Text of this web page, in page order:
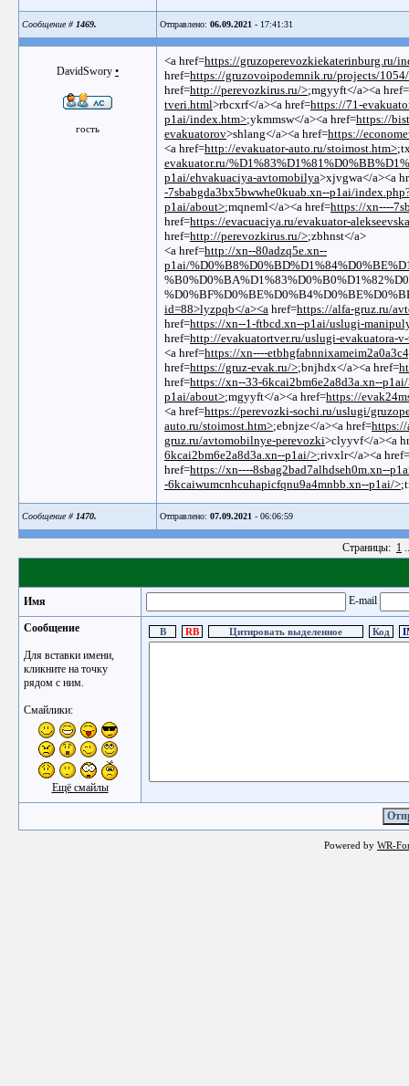
Сообщение # 1469. Отправлено: 06.09.2021 - 17:41:31
DavidSwory •
гость
<a href=https://gruzoperevozkiekaterinburg.ru/
href=https://gruzovoipodemnik.ru/projects/
href=http://perevozkirus.ru/>;mgyyft</a><a href=
tveri.html>rbcxrf</a><a href=https://71-
p1ai/index.htm>;ykmmsw</a><a href=https://
evakuatorov>shlang</a><a href=https://
<a href=http://evakuator-auto.ru/stoimost.htm>
evakuator.ru/
p1ai/ehvakuaciya-avtomobilya>xjvgwa</a><a
-7sbabgda3bx5bwwhe0kuab.xn--p1ai/
p1ai/about>;mqneml</a><a href=https://xn----
href=https://evacuaciya.ru/evakuator-
href=http://perevozkirus.ru/>;zbhnst</a>
<a href=http://xn--80adzq5e.xn--
p1ai/
id=88>lyzpqb</a><a href=https://alfa-gruz.ru/
href=https://xn--1-ftbcd.xn--p1ai/uslugi-
href=http://evakuatortver.ru/uslugi-evakuatora-
<a href=https://xn----
href=https://gruz-evak.ru/>;bnjhdx</a><a href=
href=https://xn--33-6kcai2bm6e2a8d3a.xn--
p1ai/about>;mgyyft</a><a href=https://
<a href=https://perevozki-sochi.ru/uslugi/
auto.ru/stoimost.htm>;ebnjze</a><a href=https://
gruz.ru/avtomobilnye-perevozki>clyyvf</a><a
6kcai2bm6e2a8d3a.xn--p1ai/>;rivxlr</a><a href=
href=https://xn----8sbag2bad7alhdseh0m.xn--
-6kcaiwumcnhcuhapicfqnu9a4mnbb.xn--p1ai/>
Сообщение # 1470. Отправлено: 07.09.2021 - 06:06:59
Страницы: 1
Имя E-mail
Сообщение
Для вставки имени,
кликните на точку
рядом с ним.
Смайлики:
Ещё смайлы
Powered by WR-